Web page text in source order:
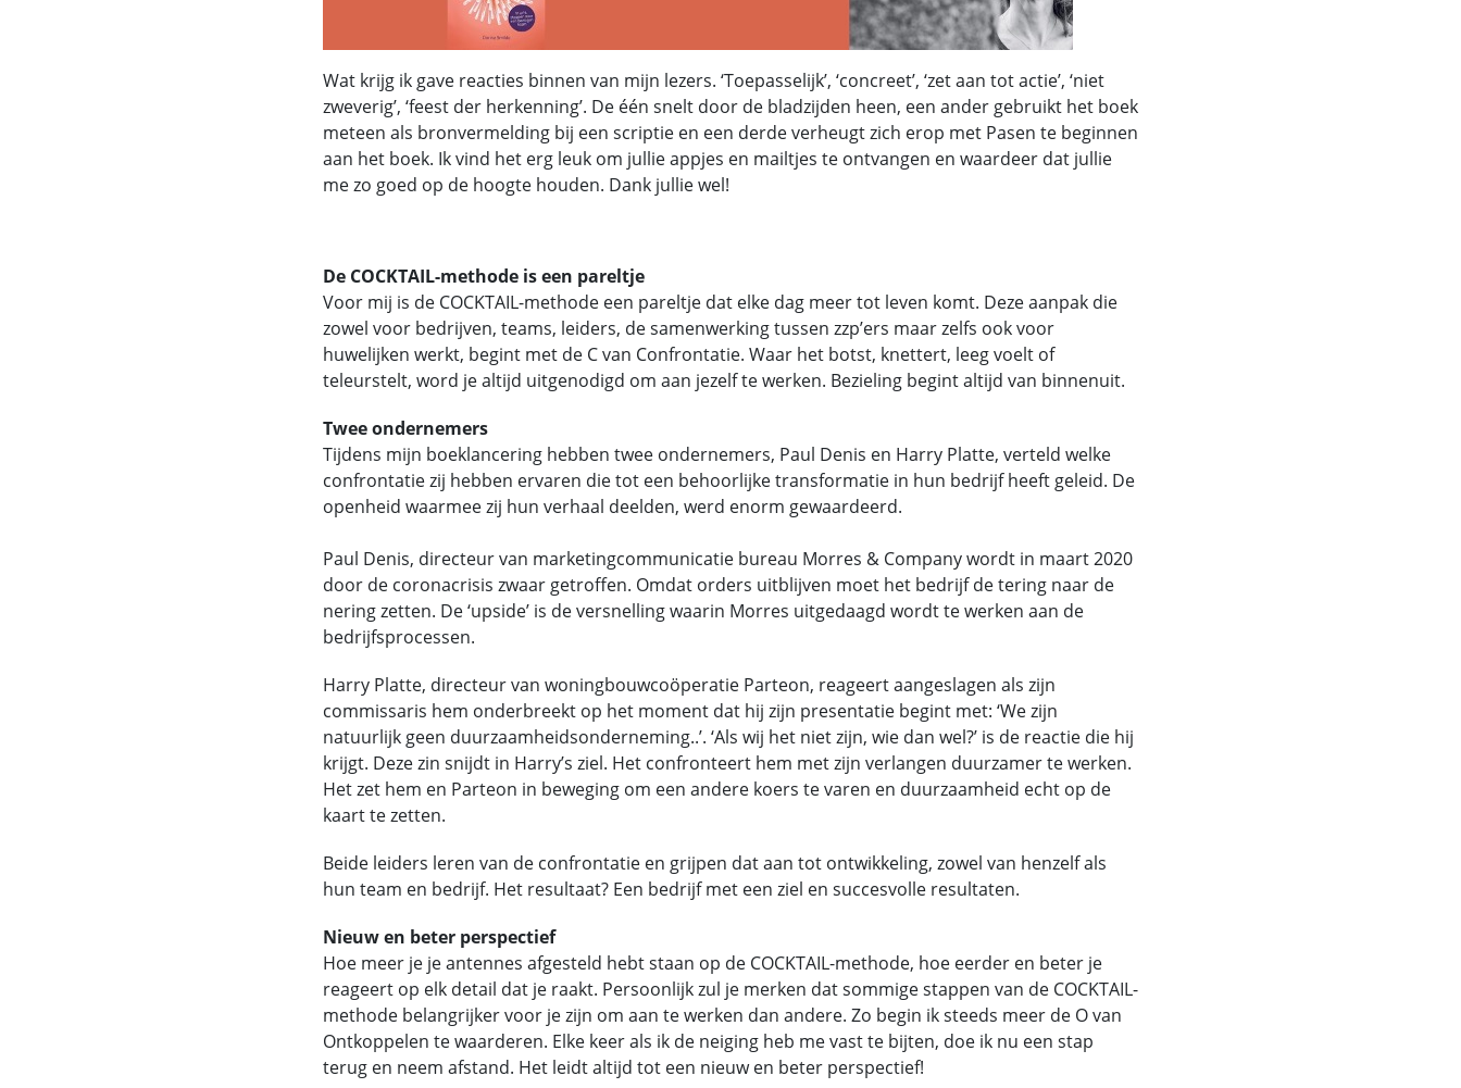
Wat krijg ik gave reacties binnen van mijn lezers. ‘Toepasselijk’, ‘concreet’, ‘zet aan tot actie’, ‘niet
zweverig’, ‘feest der herkenning’. De één snelt door de bladzijden heen, een ander gebruikt het boek
meteen als bronvermelding bij een scriptie en een derde verheugt zich erop met Pasen te beginnen
aan het boek. Ik vind het erg leuk om jullie appjes en mailtjes te ontvangen en waardeer dat jullie
me zo goed op de hoogte houden. Dank jullie wel!
De COCKTAIL-methode is een pareltje
Voor mij is de COCKTAIL-methode een pareltje dat elke dag meer tot leven komt. Deze aanpak die
zowel voor bedrijven, teams, leiders, de samenwerking tussen zzp’ers maar zelfs ook voor
huwelijken werkt, begint met de C van Confrontatie. Waar het botst, knettert, leeg voelt of
teleurstelt, word je altijd uitgenodigd om aan jezelf te werken. Bezieling begint altijd van binnenuit.
Twee ondernemers
Tijdens mijn boeklancering hebben twee ondernemers, Paul Denis en Harry Platte, verteld welke
confrontatie zij hebben ervaren die tot een behoorlijke transformatie in hun bedrijf heeft geleid. De
openheid waarmee zij hun verhaal deelden, werd enorm gewaardeerd.
Paul Denis, directeur van marketingcommunicatie bureau Morres & Company wordt in maart 2020
door de coronacrisis zwaar getroffen. Omdat orders uitblijven moet het bedrijf de tering naar de
nering zetten. De ‘upside’ is de versnelling waarin Morres uitgedaagd wordt te werken aan de
bedrijfsprocessen.
Harry Platte, directeur van woningbouwcoöperatie Parteon, reageert aangeslagen als zijn
commissaris hem onderbreekt op het moment dat hij zijn presentatie begint met: ‘We zijn
natuurlijk geen duurzaamheidsonderneming..’. ‘Als wij het niet zijn, wie dan wel?’ is de reactie die hij
krijgt. Deze zin snijdt in Harry’s ziel. Het confronteert hem met zijn verlangen duurzamer te werken.
Het zet hem en Parteon in beweging om een andere koers te varen en duurzaamheid echt op de
kaart te zetten.
Beide leiders leren van de confrontatie en grijpen dat aan tot ontwikkeling, zowel van henzelf als
hun team en bedrijf. Het resultaat? Een bedrijf met een ziel en succesvolle resultaten.
Nieuw en beter perspectief
Hoe meer je je antennes afgesteld hebt staan op de COCKTAIL-methode, hoe eerder en beter je
reageert op elk detail dat je raakt. Persoonlijk zul je merken dat sommige stappen van de COCKTAIL-
methode belangrijker voor je zijn om aan te werken dan andere. Zo begin ik steeds meer de O van
Ontkoppelen te waarderen. Elke keer als ik de neiging heb me vast te bijten, doe ik nu een stap
terug en neem afstand. Het leidt altijd tot een nieuw en beter perspectief!